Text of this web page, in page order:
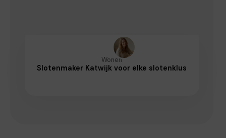
Wonen
Slotenmaker Katwijk voor elke slotenklus